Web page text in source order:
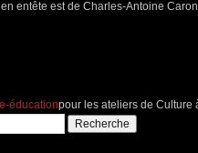
entête est de Charles-Antoine
éducationpour les ateliers de Culture